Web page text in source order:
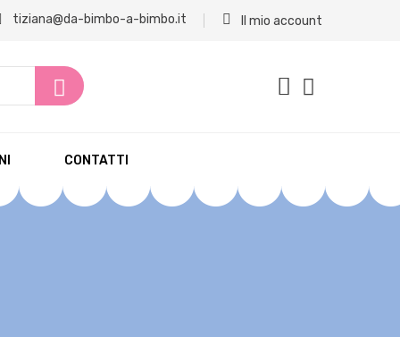
tiziana@da-bimbo-a-bimbo.it Il mio account
CONTATTI